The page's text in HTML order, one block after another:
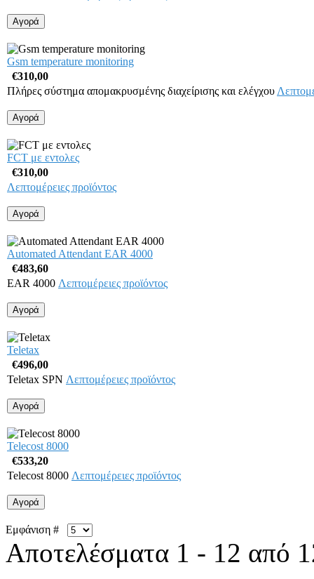
Gsm temperature monitoring
€310,00
Πλήρες σύστημα απομακρυσμένης διαχείρισης και ελέγχου
FCT με εντολες
€310,00
Λεπτομέρειες προϊόντος
Automated Attendant EAR 4000
€483,60
EAR 4000 Λεπτομέρειες προϊόντος
Teletax
€496,00
Teletax SPN Λεπτομέρειες προϊόντος
Telecost 8000
€533,20
Telecost 8000 Λεπτομέρειες προϊόντος
Εμφάνιση #
Αποτελέσματα 1 - 12 από